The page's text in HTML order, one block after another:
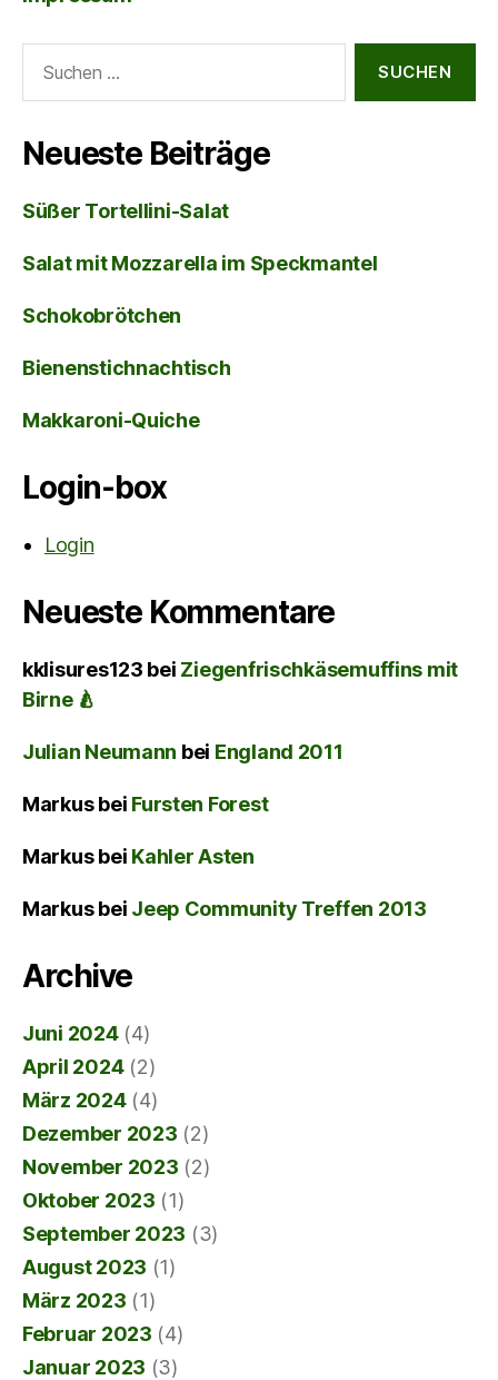
nach:
Neueste Beiträge
Süßer Tortellini-Salat
Salat mit Mozzarella im Speckmantel
Schokobrötchen
Bienenstichnachtisch
Makkaroni-Quiche
Login-box
Login
Neueste Kommentare
kklisures123 bei Ziegenfrischkäsemuffins mit
Birne 🍐
Julian Neumann bei England 2011
Markusbei Fursten Forest
Markusbei Kahler Asten
Markusbei Jeep Community Treffen 2013
Archive
Juni 2024(4)
April 2024(2)
März 2024(4)
Dezember 2023 (2)
November 2023 (2)
Oktober 2023 (1)
September 2023 (3)
August 2023 (1)
März 2023 (1)
Februar 2023 (4)
Januar 2023 (3)